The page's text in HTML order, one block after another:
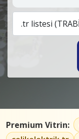
Premium Vitrin: